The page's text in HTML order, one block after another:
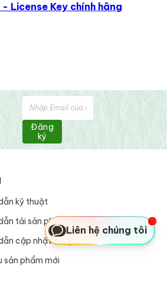
- License Key chính hãng
Đăng
ký
kỹ thuật
tải sản phẩm
cập nhật sản phẩm
sản phẩm mới
Liên hệ chúng tôi